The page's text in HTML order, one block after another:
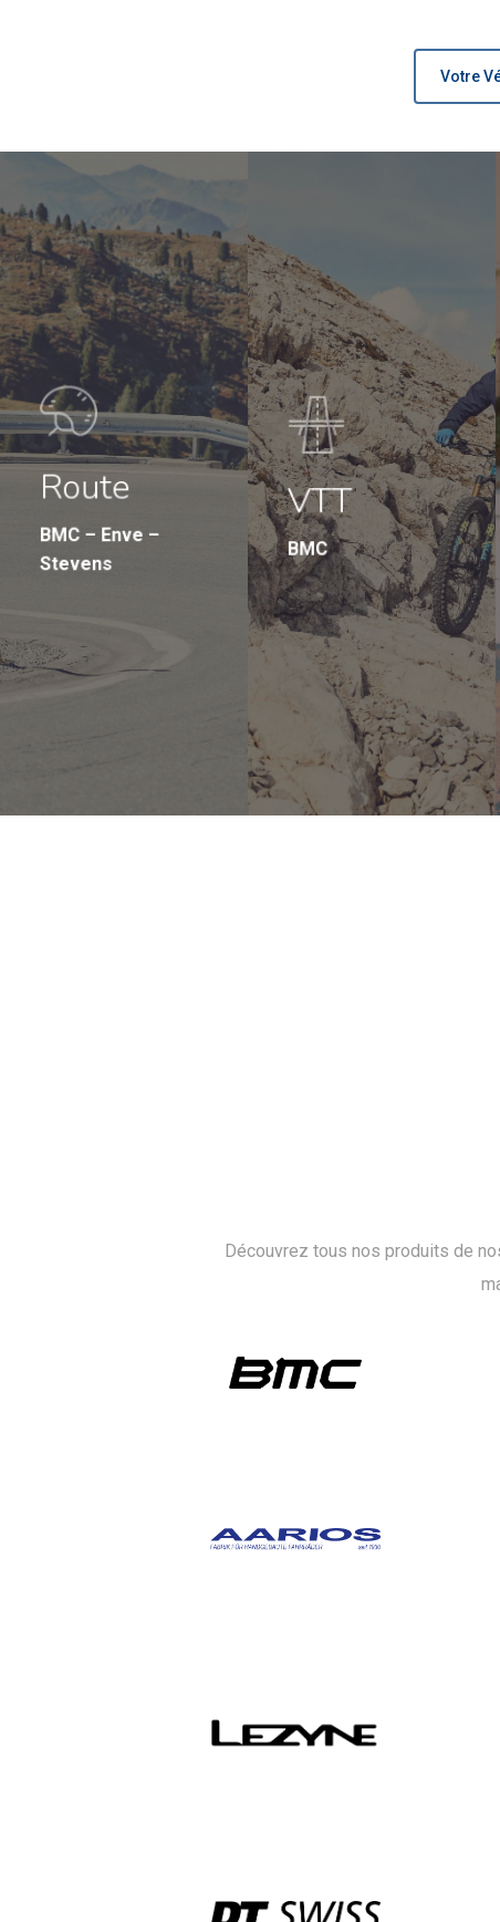
Votre
Route
BMC – Enve –
Stevens
VTT
BMC
Découvrez tous nos produits de